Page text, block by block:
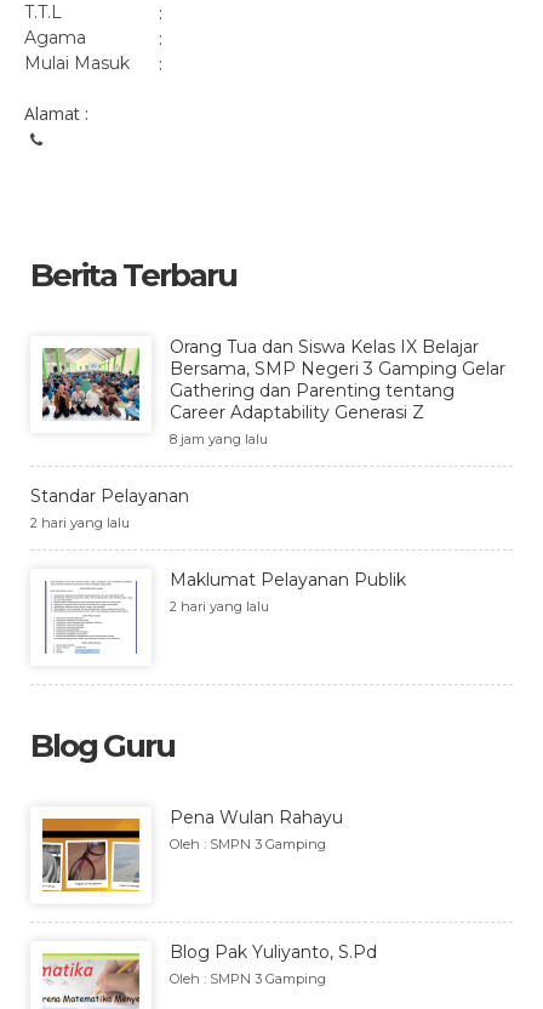
T.T.L :
Agama :
Mulai Masuk :
Alamat :
Berita Terbaru
Orang Tua dan Siswa Kelas IX Belajar
Bersama, SMP Negeri 3 Gamping Gelar
Gathering dan Parenting tentang
Career Adaptability Generasi Z
8 jam yang lalu
Standar Pelayanan
2 hari yang lalu
Maklumat Pelayanan Publik
2 hari yang lalu
Blog Guru
Pena Wulan Rahayu
Oleh : SMPN 3 Gamping
Blog Pak Yuliyanto, S.Pd
Oleh : SMPN 3 Gamping